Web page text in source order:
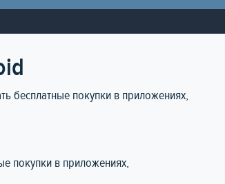
бесплатные покупки в приложениях,
покупки в приложениях,